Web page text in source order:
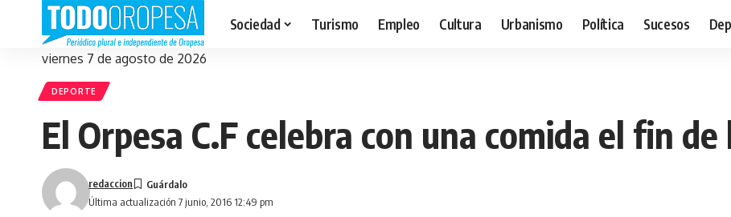
Sociedad Turismo Empleo Cultura Urbanismo Política Sucesos
viernes 7 de agosto de 2026
DEPORTE
El Orpesa C.F celebra con una comida el fin
Última actualización 7 junio, 2016 12:49 pm
redaccion